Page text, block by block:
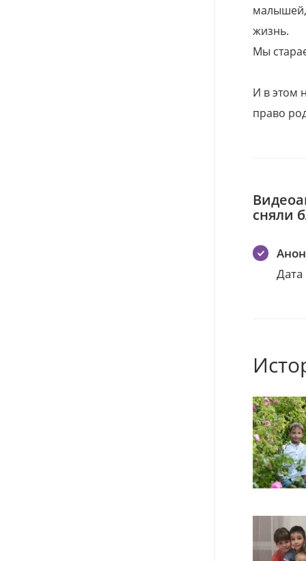
малышей,
жизнь.
Мы
И в этом
право
сняли